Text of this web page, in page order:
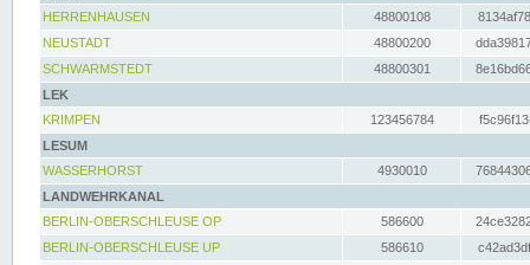
HERRENHAUSEN
48800108
NEUSTADT
48800200
SCHWARMSTEDT
48800301
LEK
KRIMPEN
123456784
LESUM
WASSERHORST
4930010
LANDWEHRKANAL
BERLIN-OBERSCHLEUSE OP
586600
BERLIN-OBERSCHLEUSE UP
586610